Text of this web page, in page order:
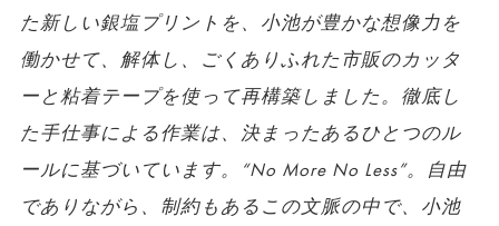
た新しい銀塩プリントを、小池が豊かな想像力を
働かせて、解体し、ごくありふれた市販のカッタ
ーと粘着テープを使って再構築しました。徹底し
た手仕事による作業は、決まったあるひとつのル
ールに基づいています。“No More No Less”。自由
でありながら、制約もあるこの文脈の中で、小池